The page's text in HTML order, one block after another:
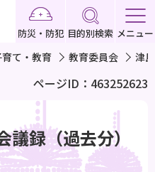
防災・防犯 目的別検索 メニュー
育て・教育 教育委員会 津
ページID：463252623
録（過去分）